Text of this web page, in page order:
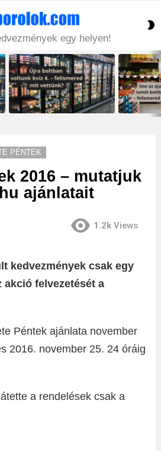
egy helyen!
PÉNTEK
2016 – mutatjuk
ajánlatait
1.2k Views
kedvezmények csak egy
akció felvezetését a
Péntek ajánlata november
2016. november 25. 24 óráig
a rendelések csak a